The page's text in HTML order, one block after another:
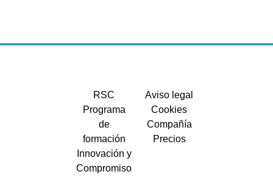
RSC
Programa
de
formación
Innovación y
Compromiso
Aviso legal
Cookies
Compañía
Precios